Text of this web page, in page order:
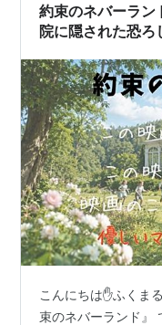
約束のネバーラン
院に隠された恐ろ
こんにちは✋ふくま
束のネバーランド』